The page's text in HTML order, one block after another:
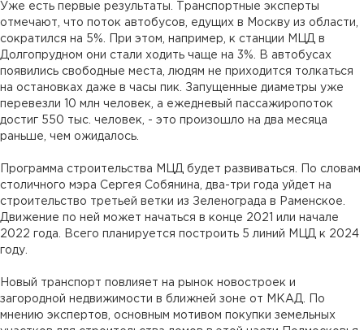
Уже есть первые результаты. Транспортные эксперты
отмечают, что поток автобусов, едущих в Москву из области,
сократился на 5%. При этом, например, к станции МЦД в
Долгопрудном они стали ходить чаще на 3%. В автобусах
появились свободные места, людям не приходится толкаться
на остановках даже в часы пик. Запущенные диаметры уже
перевезли 10 млн человек, а ежедневый пассажиропоток
достиг 550 тыс. человек, - это произошло на два месяца
раньше, чем ожидалось.
Программа строительства МЦД будет развиваться. По словам
столичного мэра Сергея Собянина, два-три года уйдет на
строительство третьей ветки из Зеленограда в Раменское.
Движение по ней может начаться в конце 2021 или начале
2022 года. Всего планируется построить 5 линий МЦД к 2024
году.
Новый транспорт повлияет на рынок новостроек и
загородной недвижимости в ближней зоне от МКАД. По
мнению экспертов, основным мотивом покупки земельных